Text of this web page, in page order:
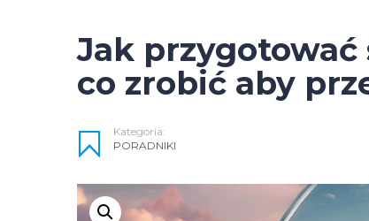
Jak
co zrobić aby
Kategoria:
PORADNIKI